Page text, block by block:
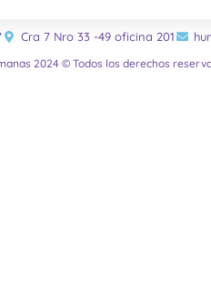
Cra 7 Nro 33 -49 oficina 201
2024 © Todos los derechos